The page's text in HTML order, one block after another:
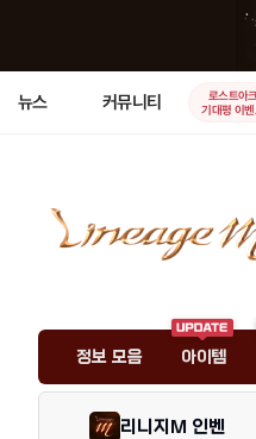
뉴스 커뮤니티
로스트아크
기대평 이
정보 모음 아이템
리니지M 인벤